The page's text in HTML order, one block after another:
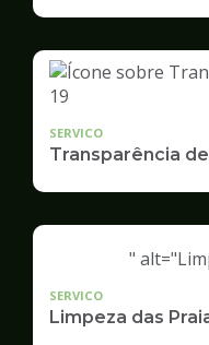
SERVICO
Transparência
"
SERVICO
Limpeza das